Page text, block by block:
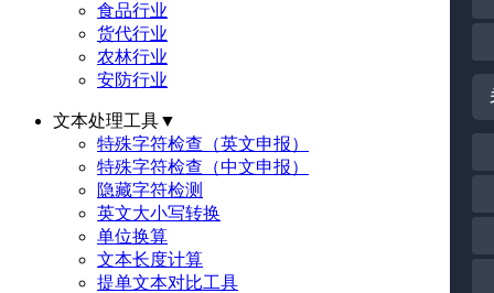
食品行业
货代行业
农林行业
安防行业
文本处理工具▼
特殊字符检查（英文申报）
特殊字符检查（中文申报）
隐藏字符检测
英文大小写转换
单位换算
文本长度计算
提单文本对比工具